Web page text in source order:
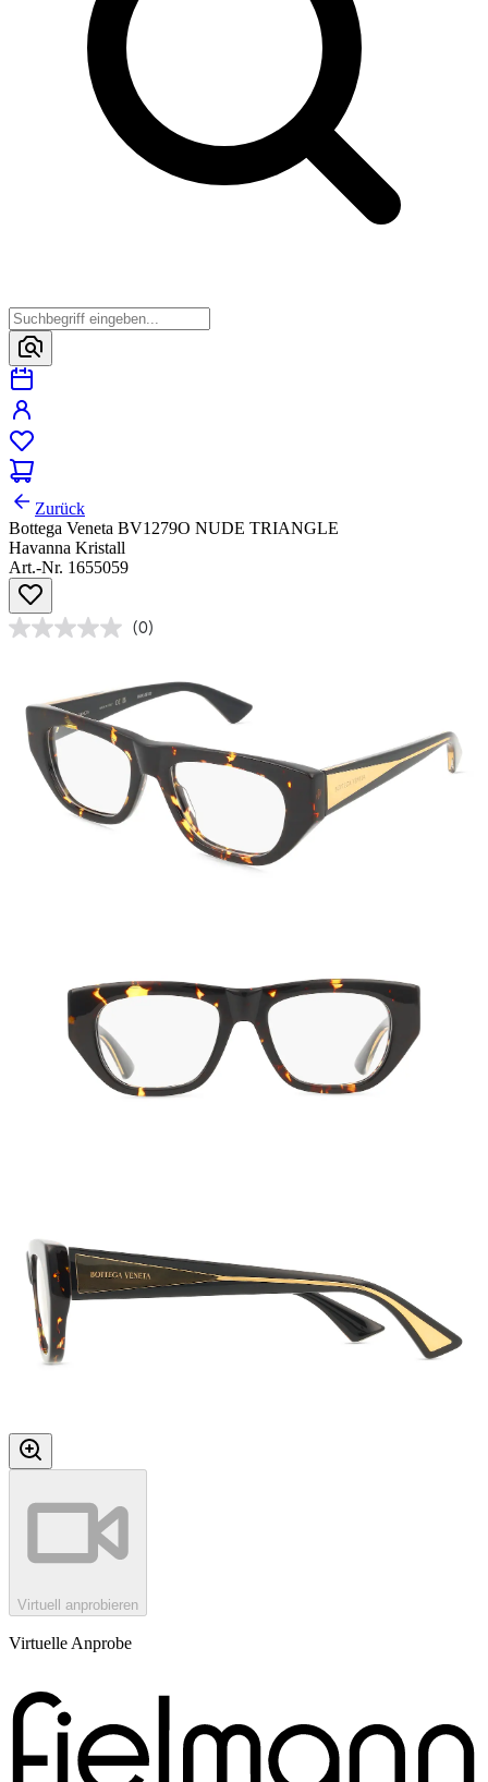
Zurück
Bottega Veneta BV1279O NUDE TRIANGLE
Havanna Kristall
Art.-Nr. 1655059
(0)
Virtuell anprobieren
Virtuelle Anprobe